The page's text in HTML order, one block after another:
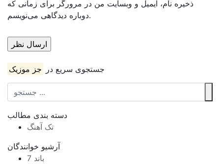
ذخیره نام، ایمیل و وبسایت من در مرورگر برای زمانی که
دوباره دیدگاهی می‌نویسم.
جستجوی سریع در جز موزیک
دسته بندی مطالب
تک آهنگ
آرشیو خوانندگان
7 باند